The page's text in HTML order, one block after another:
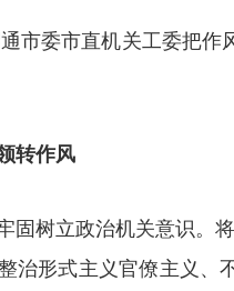
市委市直机关工委把
转作风
固树立政治机关意识。
治形式主义官僚主义、